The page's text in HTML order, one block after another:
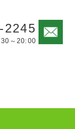
2245
～20:00